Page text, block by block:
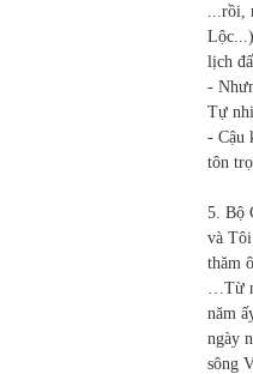
lịch
-
Tự
- Cậu
tôn
5. Bộ
và
thăm
…Từ
năm
ngày
sông